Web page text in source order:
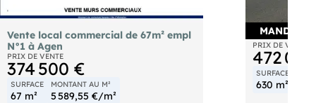
Vente local commercial de 67m² empl
N°1 à Agen
PRIX DE VENTE
374 500 €
SURFACE
67 m²
MONTANT AU M²
5 589,55 €/m²
MANDAT
Local
PRIX DE VENTE
472
SURFACE
630 m²